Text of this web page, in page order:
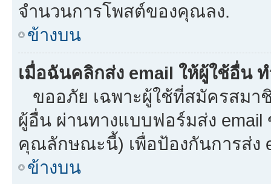
จำนวนการโพสต์ของคุณลง.
ข้างบน
เมื่อฉันคลิกส่ง email ให้ผู้ใช้อื่น
ขออภัย เฉพาะผู้ใช้ที่สมัครสมา
ผู้อื่น ผ่านทางแบบฟอร์มส่ง
คุณลักษณะนี้) เพื่อป้องกันการส่ง
ข้างบน